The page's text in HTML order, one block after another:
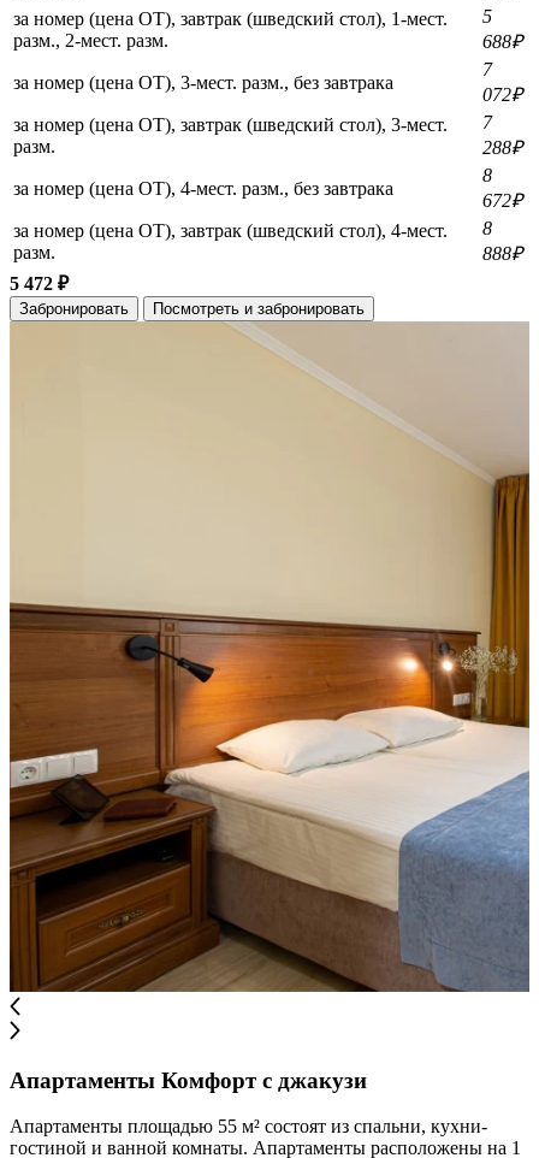
за номер (цена ОТ), завтрак (шведский стол), 1-мест.
разм., 2-мест. разм.
5
688₽
за номер (цена ОТ), 3-мест. разм., без завтрака
7
072₽
за номер (цена ОТ), завтрак (шведский стол), 3-мест.
разм.
7
288₽
за номер (цена ОТ), 4-мест. разм., без завтрака
8
672₽
за номер (цена ОТ), завтрак (шведский стол), 4-мест.
разм.
8
888₽
5 472 ₽
Забронировать Посмотреть и забронировать
Апартаменты Комфорт с джакузи
Апартаменты площадью 55 м² состоят из спальни, кухни-
гостиной и ванной комнаты. Апартаменты расположены на 1